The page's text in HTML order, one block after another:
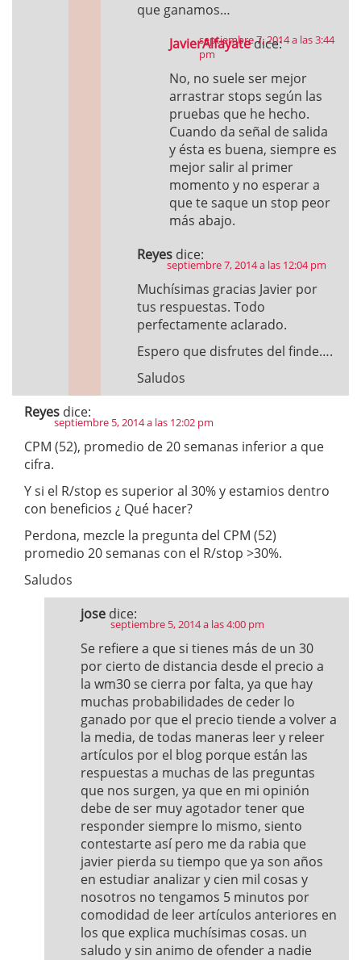
que ganamos…
JavierAlfayate dice:
septiembre 7, 2014 a las 3:44
pm
No, no suele ser mejor
arrastrar stops según las
pruebas que he hecho.
Cuando da señal de salida
y ésta es buena, siempre es
mejor salir al primer
momento y no esperar a
que te saque un stop peor
más abajo.
Reyes dice:
septiembre 7, 2014 a las 12:04 pm
Muchísimas gracias Javier por
tus respuestas. Todo
perfectamente aclarado.
Espero que disfrutes del finde….
Saludos
Reyes dice:
septiembre 5, 2014 a las 12:02 pm
CPM (52), promedio de 20 semanas inferior a que
cifra.
Y si el R/stop es superior al 30% y estamios dentro
con beneficios ¿ Qué hacer?
Perdona, mezcle la pregunta del CPM (52)
promedio 20 semanas con el R/stop >30%.
Saludos
jose dice:
septiembre 5, 2014 a las 4:00 pm
Se refiere a que si tienes más de un 30
por cierto de distancia desde el precio a
la wm30 se cierra por falta, ya que hay
muchas probabilidades de ceder lo
ganado por que el precio tiende a volver a
la media, de todas maneras leer y releer
artículos por el blog porque están las
respuestas a muchas de las preguntas
que nos surgen, ya que en mi opinión
debe de ser muy agotador tener que
responder siempre lo mismo, siento
contestarte así pero me da rabia que
javier pierda su tiempo que ya son años
en estudiar analizar y cien mil cosas y
nosotros no tengamos 5 minutos por
comodidad de leer artículos anteriores en
los que explica muchísimas cosas. un
saludo y sin animo de ofender a nadie